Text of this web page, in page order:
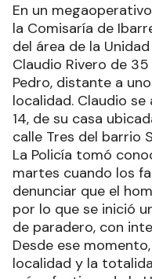
En un
la Comisaría de
del área de la
Claudio Rivero de
Pedro, distante a
localidad. Claudio
14, de su casa
calle Tres del barrio
La Policía tomó
martes cuando los
denunciar que el
por lo que se inició
de paradero, con
Desde ese
localidad y la